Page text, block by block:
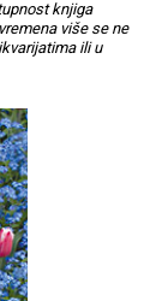
knjiga
više se ne
ili u